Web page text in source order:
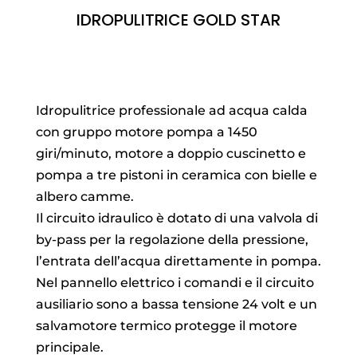
IDROPULITRICE GOLD STAR
Idropulitrice professionale ad acqua calda
con gruppo motore pompa a 1450
giri/minuto, motore a doppio cuscinetto e
pompa a tre pistoni in ceramica con bielle e
albero camme.
Il circuito idraulico è dotato di una valvola di
by-pass per la regolazione della pressione,
l’entrata dell’acqua direttamente in pompa.
Nel pannello elettrico i comandi e il circuito
ausiliario sono a bassa tensione 24 volt e un
salvamotore termico protegge il motore
principale.